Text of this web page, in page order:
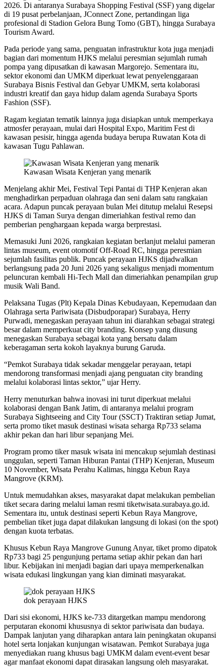
2026. Di antaranya Surabaya Shopping Festival (SSF) yang digelar
di 19 pusat perbelanjaan, JConnect Zone, pertandingan liga
profesional di Stadion Gelora Bung Tomo (GBT), hingga Surabaya
Tourism Award.
Pada periode yang sama, penguatan infrastruktur kota juga menjadi
bagian dari momentum HJKS melalui peresmian sejumlah rumah
pompa yang dipusatkan di kawasan Margorejo. Sementara itu,
sektor ekonomi dan UMKM diperkuat lewat penyelenggaraan
Surabaya Bisnis Festival dan Gebyar UMKM, serta kolaborasi
industri kreatif dan gaya hidup dalam agenda Surabaya Sports
Fashion (SSF).
Ragam kegiatan tematik lainnya juga disiapkan untuk memperkaya
atmosfer perayaan, mulai dari Hospital Expo, Maritim Fest di
kawasan pesisir, hingga agenda budaya berupa Ruwatan Kota di
kawasan Tugu Pahlawan.
Kawasan Wisata Kenjeran yang menarik
Menjelang akhir Mei, Festival Tepi Pantai di THP Kenjeran akan
menghadirkan perpaduan olahraga dan seni dalam satu rangkaian
acara. Adapun puncak perayaan bulan Mei ditutup melalui Resepsi
HJKS di Taman Surya dengan dimeriahkan festival remo dan
pemberian penghargaan kepada warga berprestasi.
Memasuki Juni 2026, rangkaian kegiatan berlanjut melalui pameran
lintas museum, event otomotif Off-Road RC, hingga peresmian
sejumlah fasilitas publik. Puncak perayaan HJKS dijadwalkan
berlangsung pada 20 Juni 2026 yang sekaligus menjadi momentum
peluncuran kembali Hi-Tech Mall dan dimeriahkan penampilan grup
musik Wali Band.
Pelaksana Tugas (Plt) Kepala Dinas Kebudayaan, Kepemudaan dan
Olahraga serta Pariwisata (Disbudporapar) Surabaya, Herry
Purwadi, menegaskan perayaan tahun ini diarahkan sebagai strategi
besar dalam memperkuat city branding. Konsep yang diusung
menegaskan Surabaya sebagai kota yang bersatu dalam
keberagaman serta kokoh layaknya burung Garuda.
“Pemkot Surabaya tidak sekadar menggelar perayaan, tetapi
mendorong transformasi menjadi ajang penguatan city branding
melalui kolaborasi lintas sektor,” ujar Herry.
Herry menuturkan bahwa inovasi ini turut diperkuat melalui
kolaborasi dengan Bank Jatim, di antaranya melalui program
Surabaya Sightseeing and City Tour (SSCT) Traktiran setiap Jumat,
serta promo tiket masuk destinasi wisata seharga Rp733 selama
akhir pekan dan hari libur sepanjang Mei.
Program promo tiker masuk wisata ini mencakup sejumlah destinasi
unggulan, seperti Taman Hiburan Pantai (THP) Kenjeran, Museum
10 November, Wisata Perahu Kalimas, hingga Kebun Raya
Mangrove (KRM).
Untuk memudahkan akses, masyarakat dapat melakukan pembelian
tiket secara daring melalui laman resmi tiketwisata.surabaya.go.id.
Sementara itu, untuk destinasi seperti Kebun Raya Mangrove,
pembelian tiket juga dapat dilakukan langsung di lokasi (on the spot)
dengan kuota terbatas.
Khusus Kebun Raya Mangrove Gunung Anyar, tiket promo dipatok
Rp733 bagi 25 pengunjung pertama setiap akhir pekan dan hari
libur. Kebijakan ini menjadi bagian dari upaya memperkenalkan
wisata edukasi lingkungan yang kian diminati masyarakat.
dok perayaan HJKS
Dari sisi ekonomi, HJKS ke-733 ditargetkan mampu mendorong
perputaran ekonomi khususnya di sektor pariwisata dan budaya.
Dampak lanjutan yang diharapkan antara lain peningkatan okupansi
hotel serta lonjakan kunjungan wisatawan. Pemkot Surabaya juga
menyediakan ruang khusus bagi UMKM dalam event-event besar
agar manfaat ekonomi dapat dirasakan langsung oleh masyarakat.